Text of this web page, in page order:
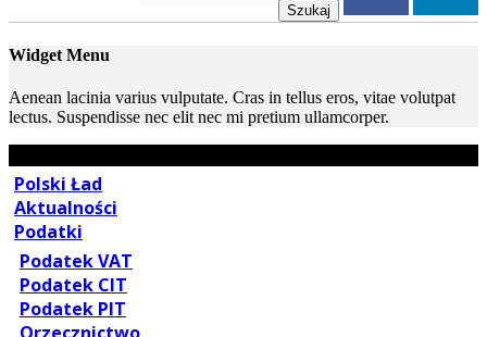
Szukaj
Widget Menu
Aenean lacinia varius vulputate. Cras in tellus eros, vitae volutpat
lectus. Suspendisse nec elit nec mi pretium ullamcorper.
Polski Ład
Aktualności
Podatki
Podatek VAT
Podatek CIT
Podatek PIT